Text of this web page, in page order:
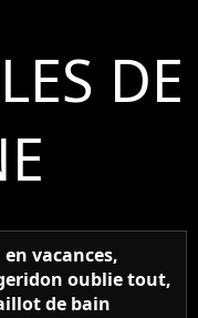
DE
vacances,
oublie tout,
de bain